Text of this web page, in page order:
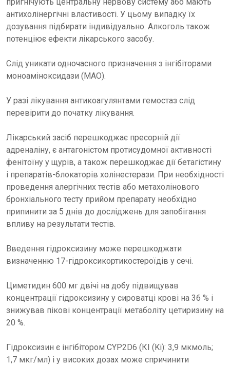
антихолінергічні властивості. У цьому випадку їх
дозування підбирати індивідуально. Алкоголь також
потенціює ефекти лікарського засобу.
Слід уникати одночасного призначення з інгібіторами
моноаміноксидази (МАО).
У разі лікування антикоагулянтами гемостаз слід
перевірити до початку лікування.
Лікарський засіб перешкоджає пресорній дії
адреналіну, є антагоністом протисудомної активності
фенітоїну у щурів, а також перешкоджає дії бетагістину
і препаратів-блокаторів холінестерази. При необхідності
проведення алергічних тестів або метахолінового
бронхіального тесту прийом препарату необхідно
припинити за 5 днів до досліджень для запобігання
впливу на результати тестів.
Введення гідроксизину може перешкоджати
визначенню 17-гідроксикортикостероїдів у сечі.
Циметидин 600 мг двічі на добу підвищував
концентрації гідроксизину у сироватці крові на 36 % і
знижував пікові концентрації метаболіту цетиризину на
20 %.
Гідроксизин є інгібітором CYP2D6 (КІ (Ki): 3,9 мкмоль;
1,7 мкг/мл) і у високих дозах може спричинити